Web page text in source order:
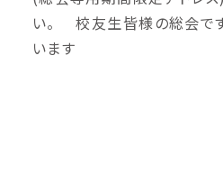
い。 校友生皆様の総会で
います